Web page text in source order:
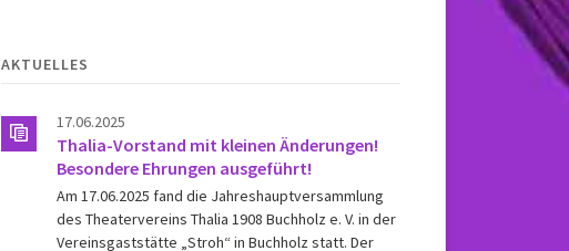
AKTUELLES
17.06.2025
Thalia-Vorstand mit kleinen Änderungen!
Besondere Ehrungen ausgeführt!
Am 17.06.2025 fand die Jahreshauptversammlung
des Theatervereins Thalia 1908 Buchholz e. V. in der
Vereinsgaststätte „Stroh“ in Buchholz statt. Der